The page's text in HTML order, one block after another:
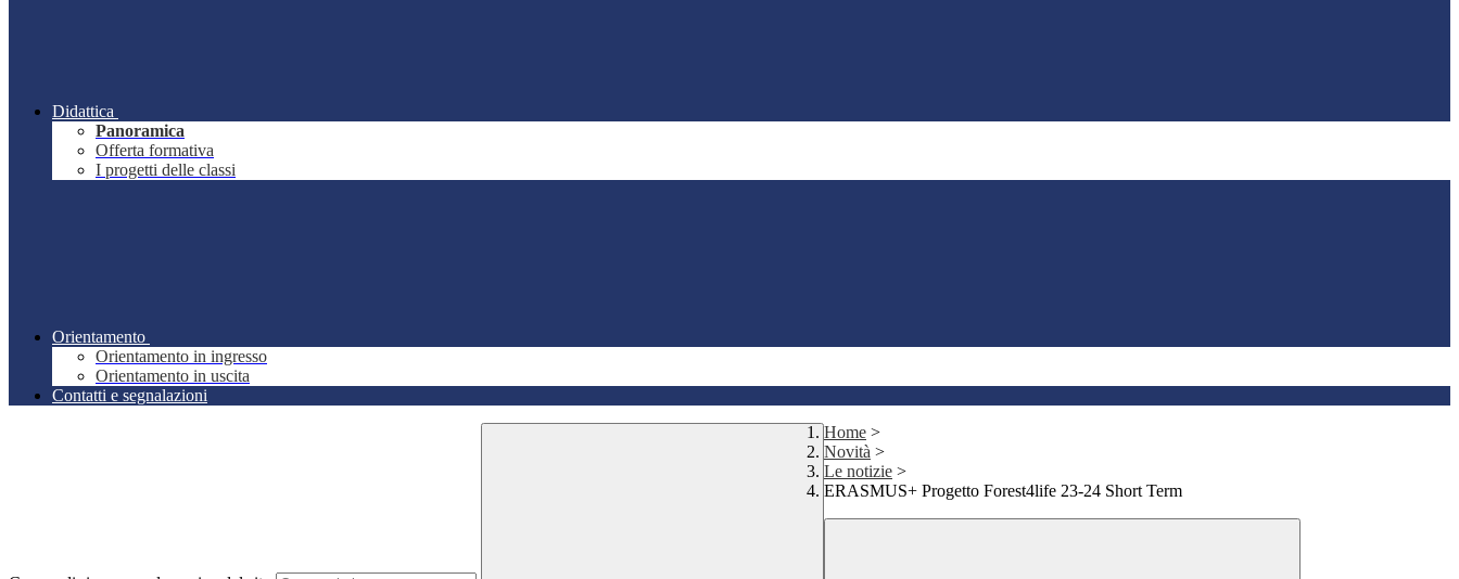
Didattica
Panoramica
Offerta formativa
I progetti delle classi
Orientamento
Orientamento in ingresso
Orientamento in uscita
Contatti e segnalazioni
Home >
Novità >
Le notizie >
ERASMUS+ Progetto Forest4life 23-24 Short Term